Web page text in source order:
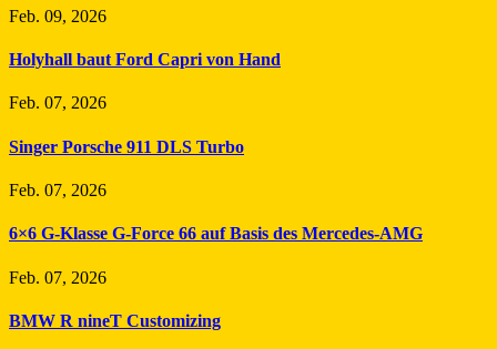
Feb. 09, 2026
Holyhall baut Ford Capri von Hand
Feb. 07, 2026
Singer Porsche 911 DLS Turbo
Feb. 07, 2026
6×6 G-Klasse G-Force 66 auf Basis des Mercedes-AMG
Feb. 07, 2026
BMW R nineT Customizing